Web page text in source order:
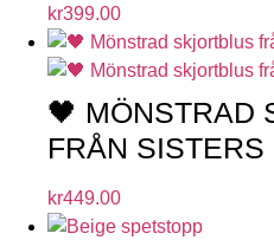
kr399.00
🖤 MÖNSTRAD
FRÅN SISTERS
kr449.00